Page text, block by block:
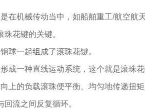
机械传动当中，如船舶重工/航空航
花键的关键。
一起组成了滚珠花键。
一种直线运动系统，这个就是滚珠花
的负载滚珠便平衡、均匀地传递扭
流之间反复循环。